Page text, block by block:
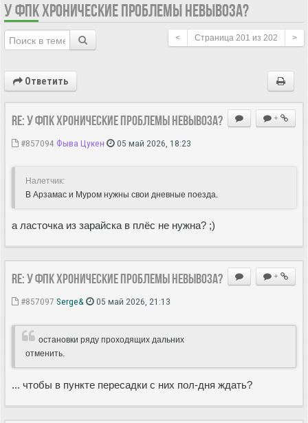
У ФПК ХРОНИЧЕСКИЕ ПРОБЛЕМЫ НЕВЫВОЗА?
< Страница 201 из 202 >
Ответить
+
Re: У ФПК хронические проблемы невывоза?
#857094 Фыва Цукен 05 май 2026, 18:23
Hалетчик:
В Арзамас и Муром нужны свои дневные поезда.
а ласточка из зарайска в плёс не нужна? ;)
+
Re: У ФПК хронические проблемы невывоза?
#857097 Serge& 05 май 2026, 21:13
остановки ряду проходящих дальних
отменить.
... чтобы в пункте пересадки с них пол-дня ждать?